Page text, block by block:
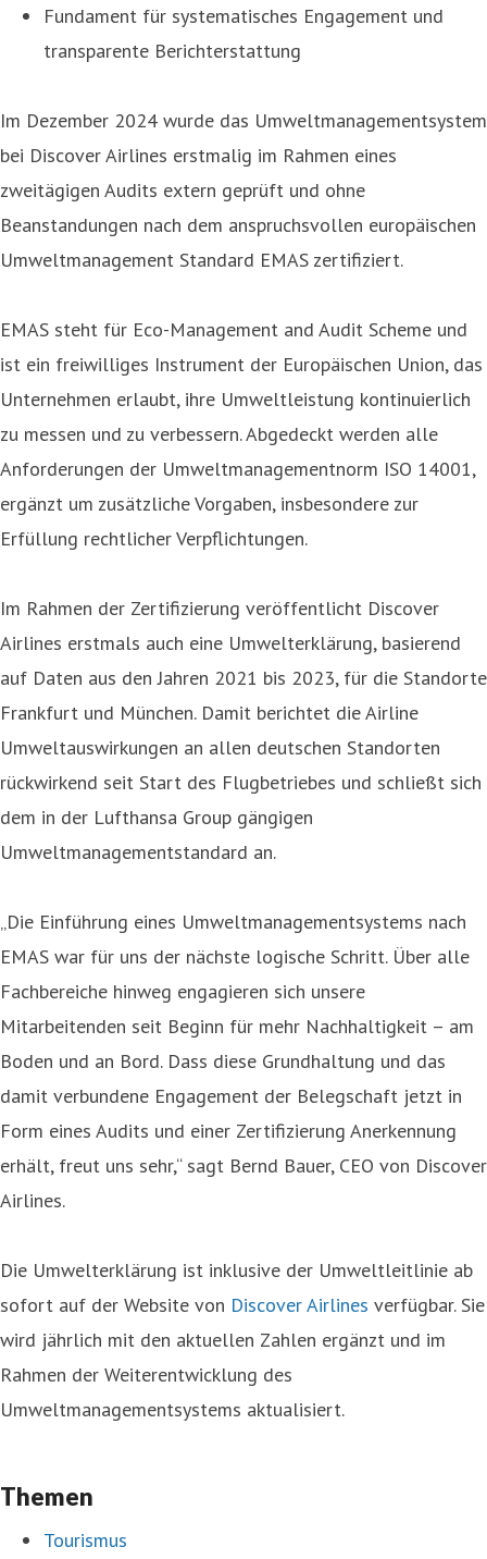
Fundament für systematisches Engagement und
transparente Berichterstattung
Im Dezember 2024 wurde das Umweltmanagementsystem
bei Discover Airlines erstmalig im Rahmen eines
zweitägigen Audits extern geprüft und ohne
Beanstandungen nach dem anspruchsvollen europäischen
Umweltmanagement Standard EMAS zertifiziert.
EMAS steht für Eco-Management and Audit Scheme und
ist ein freiwilliges Instrument der Europäischen Union, das
Unternehmen erlaubt, ihre Umweltleistung kontinuierlich
zu messen und zu verbessern. Abgedeckt werden alle
Anforderungen der Umweltmanagementnorm ISO 14001,
ergänzt um zusätzliche Vorgaben, insbesondere zur
Erfüllung rechtlicher Verpflichtungen.
Im Rahmen der Zertifizierung veröffentlicht Discover
Airlines erstmals auch eine Umwelterklärung, basierend
auf Daten aus den Jahren 2021 bis 2023, für die Standorte
Frankfurt und München. Damit berichtet die Airline
Umweltauswirkungen an allen deutschen Standorten
rückwirkend seit Start des Flugbetriebes und schließt sich
dem in der Lufthansa Group gängigen
Umweltmanagementstandard an.
„Die Einführung eines Umweltmanagementsystems nach
EMAS war für uns der nächste logische Schritt. Über alle
Fachbereiche hinweg engagieren sich unsere
Mitarbeitenden seit Beginn für mehr Nachhaltigkeit – am
Boden und an Bord. Dass diese Grundhaltung und das
damit verbundene Engagement der Belegschaft jetzt in
Form eines Audits und einer Zertifizierung Anerkennung
erhält, freut uns sehr,“ sagt Bernd Bauer, CEO von Discover
Airlines.
Die Umwelterklärung ist inklusive der Umweltleitlinie ab
sofort auf der Website von Discover Airlines verfügbar. Sie
wird jährlich mit den aktuellen Zahlen ergänzt und im
Rahmen der Weiterentwicklung des
Umweltmanagementsystems aktualisiert.
Themen
Tourismus